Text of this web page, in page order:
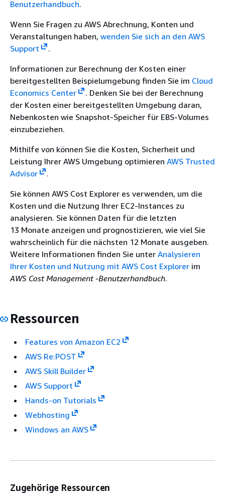
Benutzerhandbuch.
Wenn Sie Fragen zu AWS Abrechnung, Konten und
Veranstaltungen haben, wenden Sie sich an den AWS
Support
.
Informationen zur Berechnung der Kosten einer
bereitgestellten Beispielumgebung finden Sie im Cloud
Economics Center
. Denken Sie bei der Berechnung
der Kosten einer bereitgestellten Umgebung daran,
Nebenkosten wie Snapshot-Speicher für EBS-Volumes
einzubeziehen.
Mithilfe von können Sie die Kosten, Sicherheit und
Leistung Ihrer AWS Umgebung optimieren AWS Trusted
Advisor
.
Sie können AWS Cost Explorer es verwenden, um die
Kosten und die Nutzung Ihrer EC2-Instances zu
analysieren. Sie können Daten für die letzten
13 Monate anzeigen und prognostizieren, wie viel Sie
wahrscheinlich für die nächsten 12 Monate ausgeben.
Weitere Informationen finden Sie unter Analysieren
Ihrer Kosten und Nutzung mit AWS Cost Explorer im
AWS Cost Management -Benutzerhandbuch.
Ressourcen
Features von Amazon EC2
AWS Re:POST
AWS Skill Builder
AWS Support
Hands-on Tutorials
Webhosting
Windows an AWS
Zugehörige Ressourcen